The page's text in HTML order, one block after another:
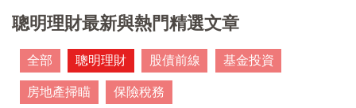
聰明理財最新與熱門精選文章
全部 聰明理財 股債前線
基金投資
房地產掃瞄
保險稅務